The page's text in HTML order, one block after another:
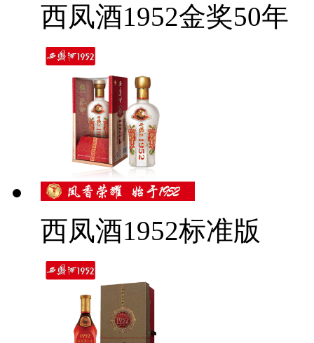
西凤酒1952金奖50年
西凤酒1952标准版